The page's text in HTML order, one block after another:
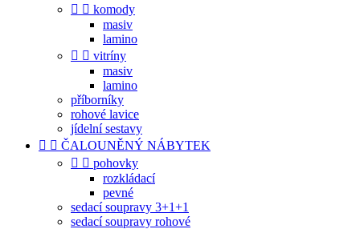
  komody
masiv
lamino
  vitríny
masiv
lamino
příborníky
rohové lavice
jídelní sestavy
  ČALOUNĚNÝ NÁBYTEK
  pohovky
rozkládací
pevné
sedací soupravy 3+1+1
sedací soupravy rohové